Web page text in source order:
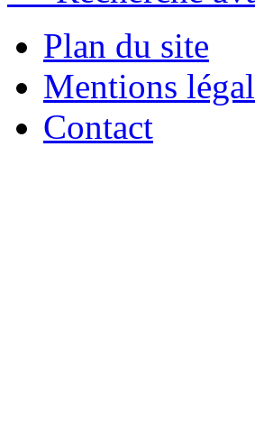
Plan du site
Mentions
Contact